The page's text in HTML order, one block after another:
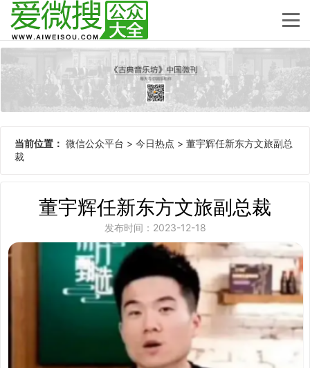
当前位置： 微信公众平台 > 今日热点 > 董宇辉任新东方文旅副总
裁
董宇辉任新东方文旅副总裁
发布时间：2023-12-18